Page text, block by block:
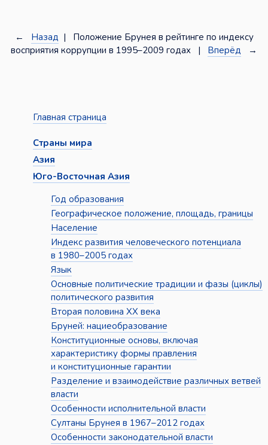
← Назад | Положение Брунея в рейтинге по индексу
восприятия коррупции в 1995–2009 годах | Вперёд →
Главная страница
Страны мира
Азия
Юго-Восточная Азия
Год образования
Географическое положение, площадь, границы
Население
Индекс развития человеческого потенциала
в 1980–2005 годах
Язык
Основные политические традиции и фазы (циклы)
политического развития
Вторая половина XX века
Бруней: нациеобразование
Конституционные основы, включая
характеристику формы правления
и конституционные гарантии
Разделение и взаимодействие различных ветвей
власти
Особенности исполнительной власти
Султаны Брунея в 1967–2012 годах
Особенности законодательной власти